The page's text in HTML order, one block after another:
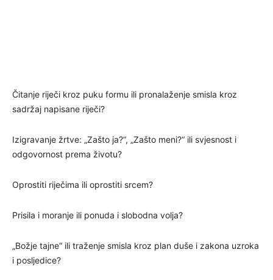
Čitanje riječi kroz puku formu ili pronalaženje smisla kroz
sadržaj napisane riječi?
Izigravanje žrtve: „Zašto ja?“, „Zašto meni?“ ili svjesnost i
odgovornost prema životu?
Oprostiti riječima ili oprostiti srcem?
Prisila i moranje ili ponuda i slobodna volja?
„Božje tajne“ ili traženje smisla kroz plan duše i zakona uzroka
i posljedice?